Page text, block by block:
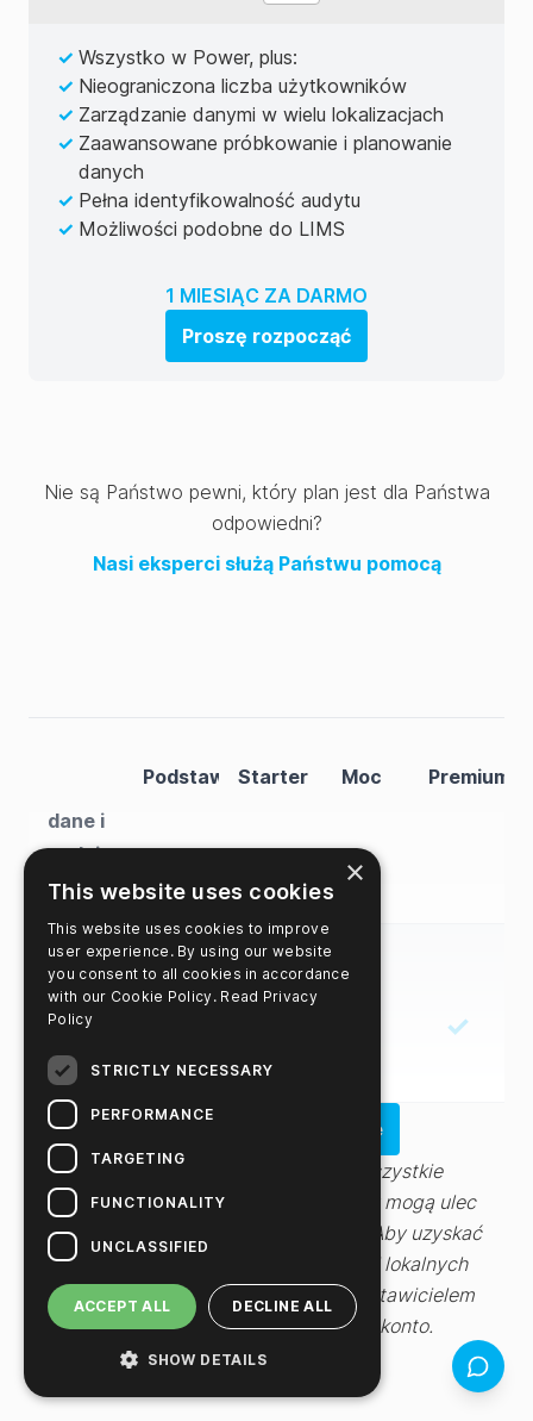
✓ Wszystko w Power, plus:
✓ Nieograniczona liczba użytkowników
✓ Zarządzanie danymi w wielu lokalizacjach
✓ Zaawansowane próbkowanie i planowanie
danych
✓ Pełna identyfikowalność audytu
✓ Możliwości podobne do LIMS
1 MIESIĄC ZA DARMO
Proszę rozpocząć
Nie są Państwo pewni, który plan jest dla Państwa
odpowiedni?
Nasi eksperci służą Państwu pomocą
PodstawowyStarter Moc Premium
dane i
podejmowanie
decyzji
Nieograniczone
przechowywanie
danych
.
✓
Uniwersalna
integracja
i
analiza
danych
✓
Pokaż wszystkie funkcje
Zastrzeżenie -Prosimy pamiętać, że wszystkie
powyższe ceny podane są w USD. Ceny mogą ulec
zmianie po uprzednim powiadomieniu. Aby uzyskać
informacje na temat przeliczania walut i lokalnych
cen, prosimy skontaktować się z przedstawicielem
handlowym lub zalogować się na swoje konto.
×
This website uses cookies
This website uses cookies to improve
user experience. By using our website
you consent to all cookies in accordance
with our Cookie Policy. Read Privacy
Policy
STRICTLY NECESSARY
PERFORMANCE
TARGETING
FUNCTIONALITY
UNCLASSIFIED
ACCEPT ALL DECLINE ALL
SHOW DETAILS